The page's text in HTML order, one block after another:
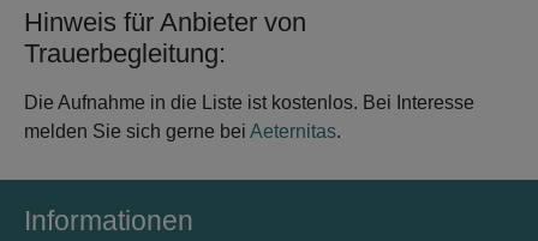
Hinweis für Anbieter von
Trauerbegleitung:
Die Aufnahme in die Liste ist kostenlos. Bei Interesse
melden Sie sich gerne bei Aeternitas.
Informationen